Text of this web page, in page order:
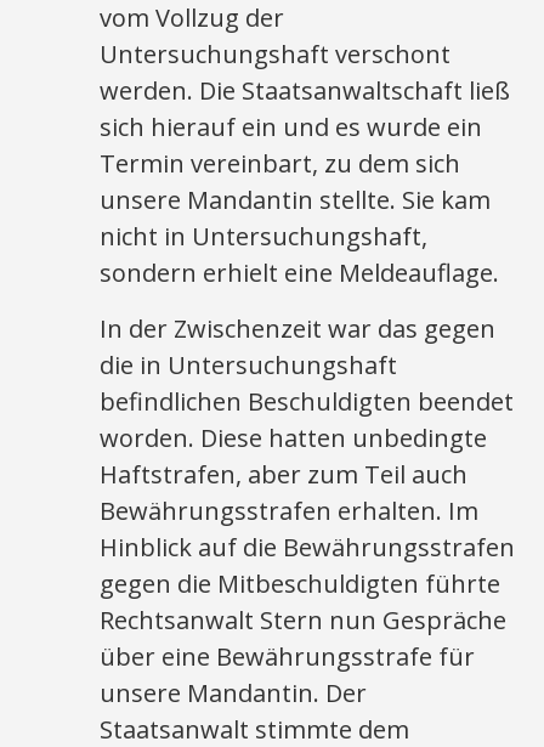
vom Vollzug der
Untersuchungshaft verschont
werden. Die Staatsanwaltschaft ließ
sich hierauf ein und es wurde ein
Termin vereinbart, zu dem sich
unsere Mandantin stellte. Sie kam
nicht in Untersuchungshaft,
sondern erhielt eine Meldeauflage.
In der Zwischenzeit war das gegen
die in Untersuchungshaft
befindlichen Beschuldigten beendet
worden. Diese hatten unbedingte
Haftstrafen, aber zum Teil auch
Bewährungsstrafen erhalten. Im
Hinblick auf die Bewährungsstrafen
gegen die Mitbeschuldigten führte
Rechtsanwalt Stern nun Gespräche
über eine Bewährungsstrafe für
unsere Mandantin. Der
Staatsanwalt stimmte dem